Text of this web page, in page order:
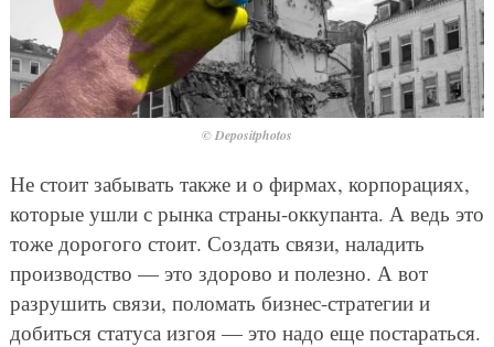
© Depositphotos
Не стоит забывать также и о фирмах, корпорациях,
которые ушли с рынка страны-оккупанта. А ведь это
тоже дорогого стоит. Создать связи, наладить
производство — это здорово и полезно. А вот
разрушить связи, поломать бизнес-стратегии и
добиться статуса изгоя — это надо еще постараться.